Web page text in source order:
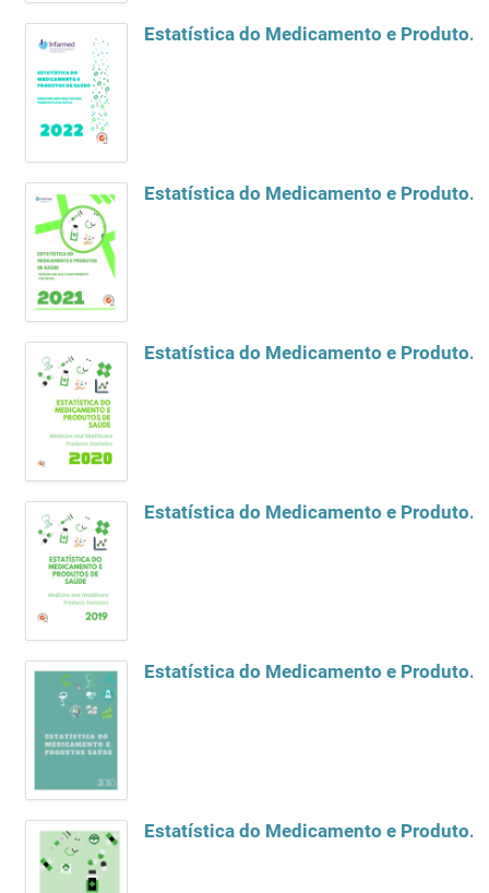
Estatística do Medicamento e Produtos de Saúde 2022
Estatística do Medicamento e Produtos de Saúde 2021
Estatística do Medicamento e Produtos de Saúde 2020
Estatística do Medicamento e Produtos de Saúde 2019
Estatística do Medicamento e Produtos de Saúde 2018
Estatística do Medicamento e Produtos de Saúde 2017